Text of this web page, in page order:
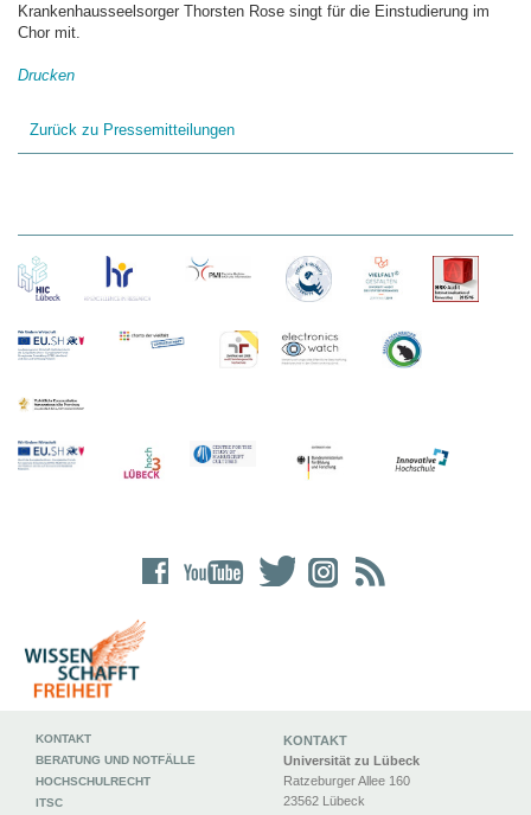
Krankenhausseelsorger Thorsten Rose singt für die Einstudierung im
Chor mit.
Drucken
Zurück zu Pressemitteilungen
KONTAKT
Universität zu Lübeck
Ratzeburger Allee 160
23562 Lübeck
KONTAKT
BERATUNG UND NOTFÄLLE
HOCHSCHULRECHT
ITSC